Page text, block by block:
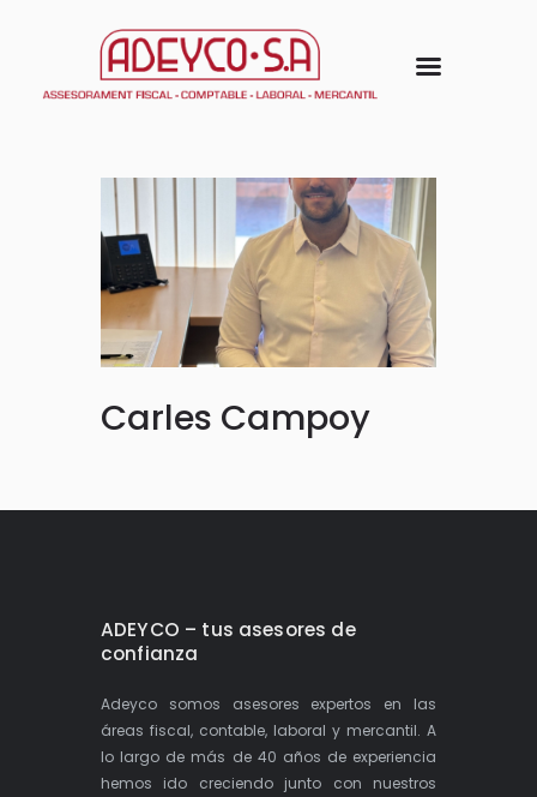
Carles Campoy
ADEYCO – tus asesores de
confianza
Adeyco somos asesores expertos en las
áreas fiscal, contable, laboral y mercantil. A
lo largo de más de 40 años de experiencia
hemos ido creciendo junto con nuestros